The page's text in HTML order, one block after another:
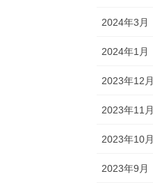
2024年3月
2024年1月
2023年12月
2023年11月
2023年10月
2023年9月